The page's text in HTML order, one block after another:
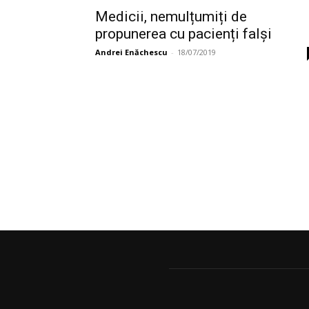
Medicii, nemulțumiți de
propunerea cu pacienți falși
Andrei Enăchescu - 18/07/2019